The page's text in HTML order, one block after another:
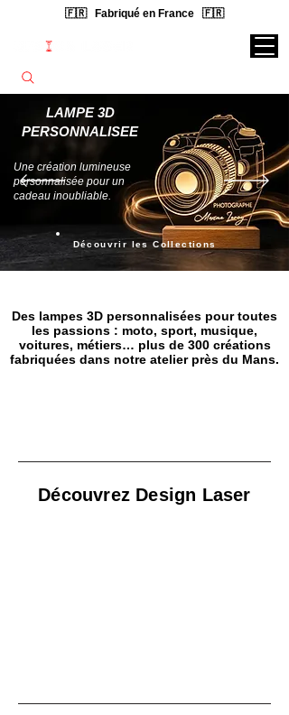
🇫🇷 Fabriqué en France 🇫🇷
LAMPE 3D
PERSONNALISEE
Une création lumineuse
personnalisée pour un
cadeau inoubliable.
Découvrir les Collections
Des lampes 3D personnalisées pour toutes
les passions : moto, sport, musique,
voitures, métiers… plus de 300 créations
fabriquées dans notre atelier près du Mans.
Découvrez Design Laser